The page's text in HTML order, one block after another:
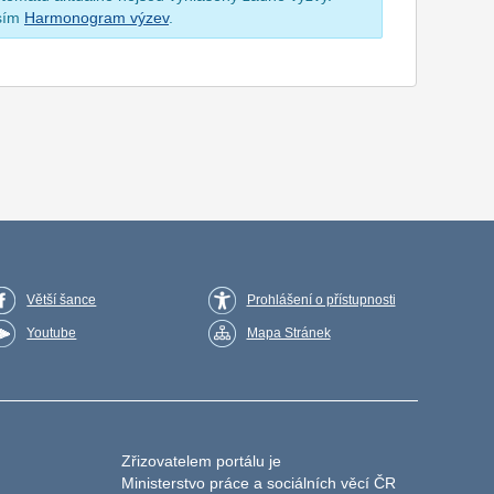
Harmonogram výzev.
Větší šance
Youtube
Prohlášení o přístupnosti
Mapa Stránek
Zřizovatelem portálu je
Ministerstvo práce a sociálních věcí ČR